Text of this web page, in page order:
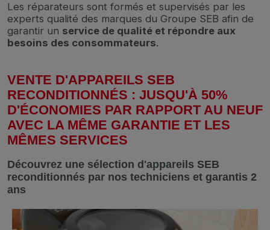
Les réparateurs sont formés et supervisés par les
experts qualité des marques du Groupe SEB afin de
garantir un service de qualité et répondre aux
besoins des consommateurs.
VENTE D'APPAREILS SEB
RECONDITIONNÉS : JUSQU'À 50%
D'ÉCONOMIES PAR RAPPORT AU NEUF
AVEC LA MÊME GARANTIE ET LES
MÊMES SERVICES
Découvrez une sélection d'appareils SEB
reconditionnés par nos techniciens et garantis 2
ans